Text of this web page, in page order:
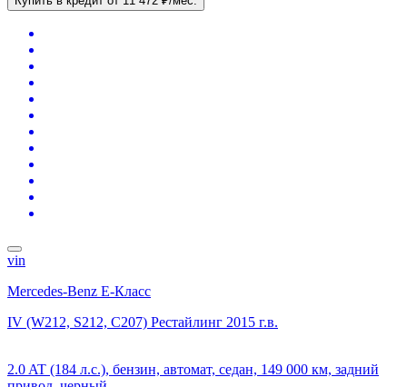
vin
Mercedes-Benz E-Класс
IV (W212, S212, C207) Рестайлинг 2015 г.в.
2.0 AT (184 л.с.), бензин, автомат, седан, 149 000 км, задний